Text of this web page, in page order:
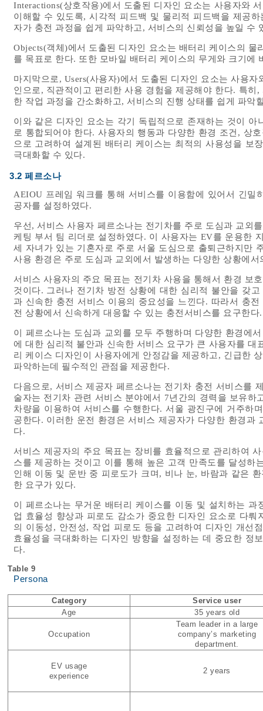
Interactions(상호작용)에서 도출된 디자인 요소는 사용자와
이해할 수 있도록, 시각적 피드백 및 물리적 피드백을 제공
자가 충전 과정을 쉽게 파악하고, 서비스의 신뢰성을 높일 수
Objects(객체)에서 도출된 디자인 요소는 배터리 케이스의
를 목표로 한다. 또한 모바일 배터리 케이스의 무게와 크기에
마지막으로, Users(사용자)에서 도출된 디자인 요소는 사용
인으로, 직관적이고 편리한 사용 경험을 제공해야 한다. 특
한 작업 과정을 간소화하고, 서비스의 진행 상태를 쉽게 파악
이와 같은 디자인 요소는 각기 독립적으로 존재하는 것이
로 통합되어야 한다. 사용자의 행동과 다양한 환경 조건, 상
으로 고려하여 설계된 배터리 케이스는 최적의 사용성을 보
극대화할 수 있다.
3.2 페르소나
AEIOU 프레임 워크를 통해 서비스를 이용함에 있어서 긴
공자를 설정하였다.
우선, 서비스 사용자 페르소나는 전기차를 주로 도심과 교외
케팅 부서 팀 리더로 설정하였다. 이 사용자는 EV를 운용한
세 자녀가 있는 기혼자로 주로 서울 도심으로 출퇴근하지만
사용 환경은 주로 도심과 교외에서 발생하는 다양한 상황에
서비스 사용자의 주요 목표는 전기차 사용을 통해서 환경 보
것이다. 그러나 전기차 방전 상황에 대한 심리적 불안을 갖
과 신속한 충전 서비스 이용의 중요성을 느낀다. 따라서 충
전 상황에서 신속하게 대응할 수 있는 충전서비스를 요구한다.
이 페르소나는 도심과 교외를 모두 주행하며 다양한 환경에
에 대한 심리적 불안과 신속한 서비스 요구가 큰 사용자를
리 케이스 디자인이 사용자에게 안정감을 제공하고, 긴급한
파악하는데 필수적인 관점을 제공한다.
다음으로, 서비스 제공자 페르소나는 전기차 충전 서비스를
술자는 전기차 관련 서비스 분야에서 7년간의 경력을 보유
차량을 이용하여 서비스를 수행한다. 서울 광진구에 거주하
공한다. 이러한 운전 환경은 서비스 제공자가 다양한 환경과
다.
서비스 제공자의 주요 목표는 장비를 효율적으로 관리하여
스를 제공하는 것이고 이를 통해 높은 고객 만족도를 달성하
인해 이동 및 운반 중 피로도가 크며, 비나 눈, 바람과 같은
한 요구가 있다.
이 페르소나는 무거운 배터리 케이스를 이동 및 설치하는
업 효율성 향상과 피로도 감소가 중요한 디자인 요소로 다
의 이동성, 안전성, 작업 피로도 등을 고려하여 디자인 개선
효율성을 극대화하는 디자인 방향을 설정하는 데 중요한 정
다.
Table 9
Persona
Category
Service user
Age
35 years old
Occupation
Team leader in a large
company’s marketing
department.
EV usage
experience
2 years